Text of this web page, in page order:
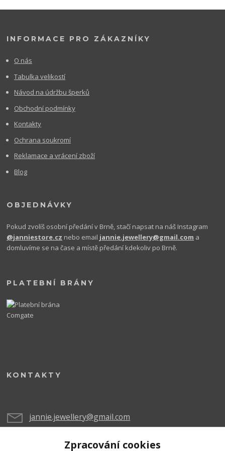
INFORMACE PRO ZÁKAZNÍKY
O nás
Tabulka velikostí
Návod na údržbu šperků
Obchodní podmínky
Kontakty
Ochrana soukromí
Reklamace a vrácení zboží
Blog
OBJEDNÁVKY
Pokud zvolíš osobní předání v Brně, stačí napsat na náš Instagram
@janniestore.cz nebo email jannie.jewellery@gmail.com a
domluvíme se na čase a místě předání kdekoliv po Brně.
PLATEBNÍ BRÁNY
KONTAKTY
jannie.jewellery@gmail.com
Zpracování cookies